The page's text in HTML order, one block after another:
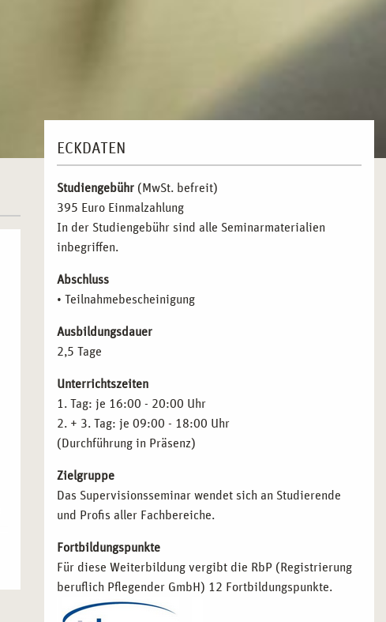
ECKDATEN
Studiengebühr (MwSt. befreit)
395 Euro Einmalzahlung
In der Studiengebühr sind alle Seminarmaterialien
inbegriffen.
Abschluss
• Teilnahmebescheinigung
Ausbildungsdauer
2,5 Tage
Unterrichtszeiten
1. Tag: je 16:00 - 20:00 Uhr
2. + 3. Tag: je 09:00 - 18:00 Uhr
(Durchführung in Präsenz)
Zielgruppe
Das Supervisionsseminar wendet sich an Studierende
und Profis aller Fachbereiche.
Fortbildungspunkte
Für diese Weiterbildung vergibt die RbP (Registrierung
beruflich Pflegender GmbH) 12 Fortbildungspunkte.